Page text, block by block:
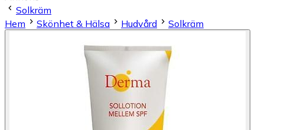
Solkräm
Hem
Skönhet & Hälsa Hudvård Solkräm